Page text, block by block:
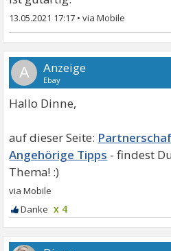
13.05.2021 17:17 •
A
Hallo Dinne,
Angehörige Tipps
x 4